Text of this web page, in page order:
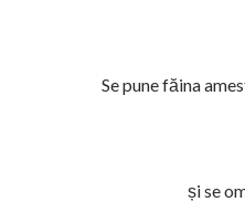
Se pune făina
și se